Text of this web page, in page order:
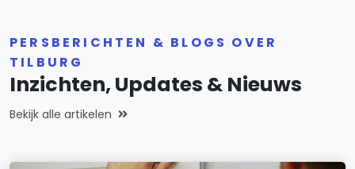
PERSBERICHTEN & BLOGS OVER
TILBURG
Inzichten, Updates & Nieuws
Bekijk alle artikelen